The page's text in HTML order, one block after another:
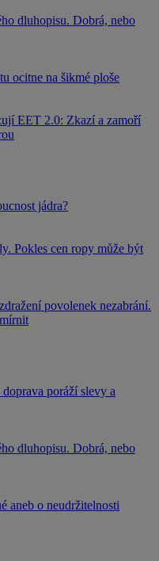
dluhopisu. Dobrá, nebo
ocitne na šikmé ploše
EET 2.0: Zkazí a zamoří
jádra?
Pokles cen ropy může být
povolenek nezabrání.
poráží slevy a
dluhopisu. Dobrá, nebo
aneb o neudržitelnosti